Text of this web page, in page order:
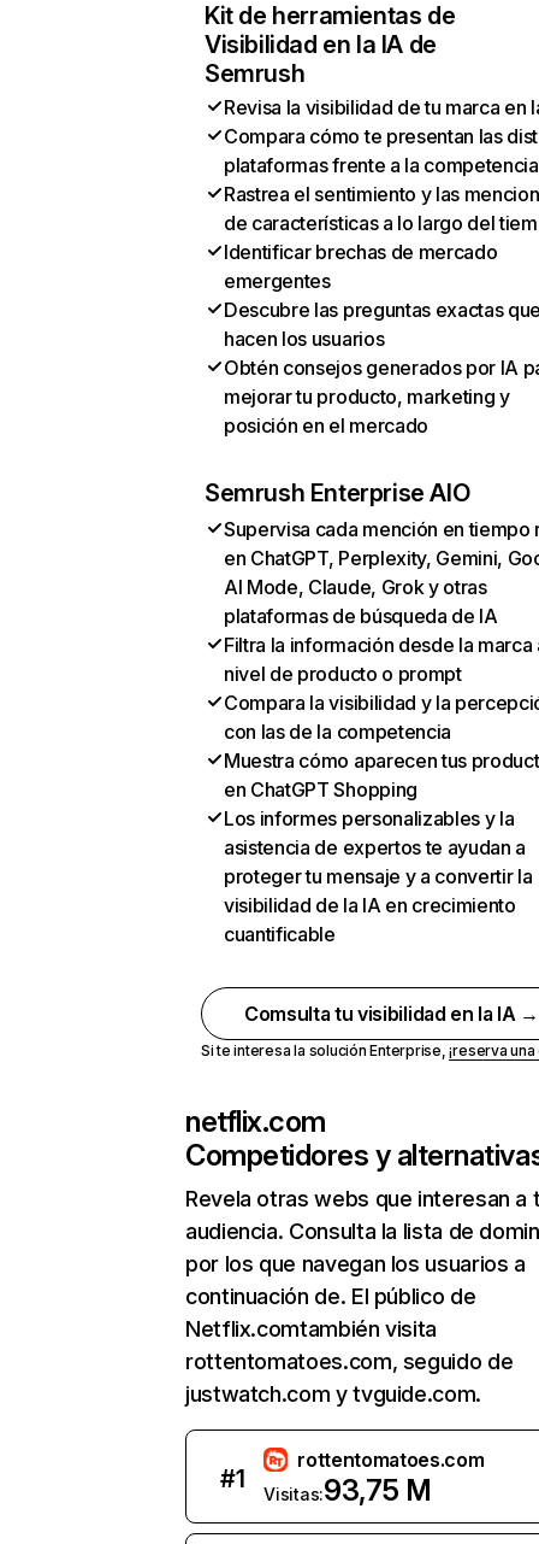
Kit de herramientas de
Visibilidad en la IA de
Semrush
Revisa la visibilidad de tu marca en
Compara cómo te presentan las
plataformas frente a la competencia
Rastrea el sentimiento y las
de características a lo largo del
Identificar brechas de mercado
emergentes
Descubre las preguntas exactas
hacen los usuarios
Obtén consejos generados por IA
mejorar tu producto, marketing y
posición en el mercado
Semrush Enterprise AIO
Supervisa cada mención en tiempo
en ChatGPT, Perplexity, Gemini,
AI Mode, Claude, Grok y otras
plataformas de búsqueda de IA
Filtra la información desde la marca
nivel de producto o prompt
Compara la visibilidad y la
con las de la competencia
Muestra cómo aparecen tus
en ChatGPT Shopping
Los informes personalizables y la
asistencia de expertos te ayudan a
proteger tu mensaje y a convertir la
visibilidad de la IA en crecimiento
cuantificable
Comsulta tu visibilidad en la IA →
Si te interesa la solución Enterprise,¡reserva
netflix.com
Competidores y
Revela otras webs que interesan a
audiencia. Consulta la lista de
por los que navegan los usuarios a
continuación de. El público de
Netflix.comtambién visita
rottentomatoes.com, seguido de
justwatch.com y tvguide.com.
#1
rottentomatoes.com
Visitas:93,75 M